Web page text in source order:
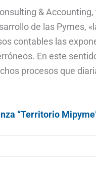
&
de las Pymes,
contables las
En este
procesos que
“Territorio